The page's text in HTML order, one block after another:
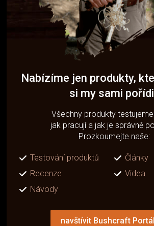
Nabízíme jen produkty,
si my sami
Všechny produkty
jak pracují a jak je správně
Prozkoumejte naše:
Testování produktů
Články
Recenze
Videa
Návody
navštívit Bushcraft Portál